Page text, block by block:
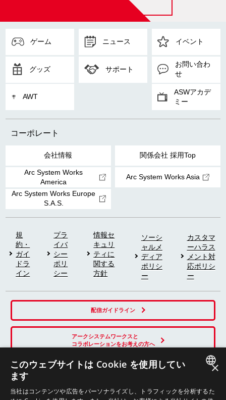
ゲーム ニュース イベント
グッズ サポート
お問い合わ
せ
AWT
ASWアカデ
ミー
コーポレート
会社情報 関係会社 採用Top
Arc System Works
America
Arc System Works Asia
Arc System Works Europe
S.A.S.
規
約・
ガイ
ドラ
イン
プラ
イバ
シー
ポリ
シー
情報セ
キュリ
ティに
関する
方針
ソーシ
ャルメ
ディア
ポリシ
ー
カスタマ
ーハラス
メント対
応ポリシ
ー
配信ガイドライン
アークシステムワークスと
コラボレーションをお考えの方へ
SNS
×
このウェブサイトは Cookie を使用してい
ます
当社はコンテンツや広告をパーソナライズし、トラフィックを分析するた